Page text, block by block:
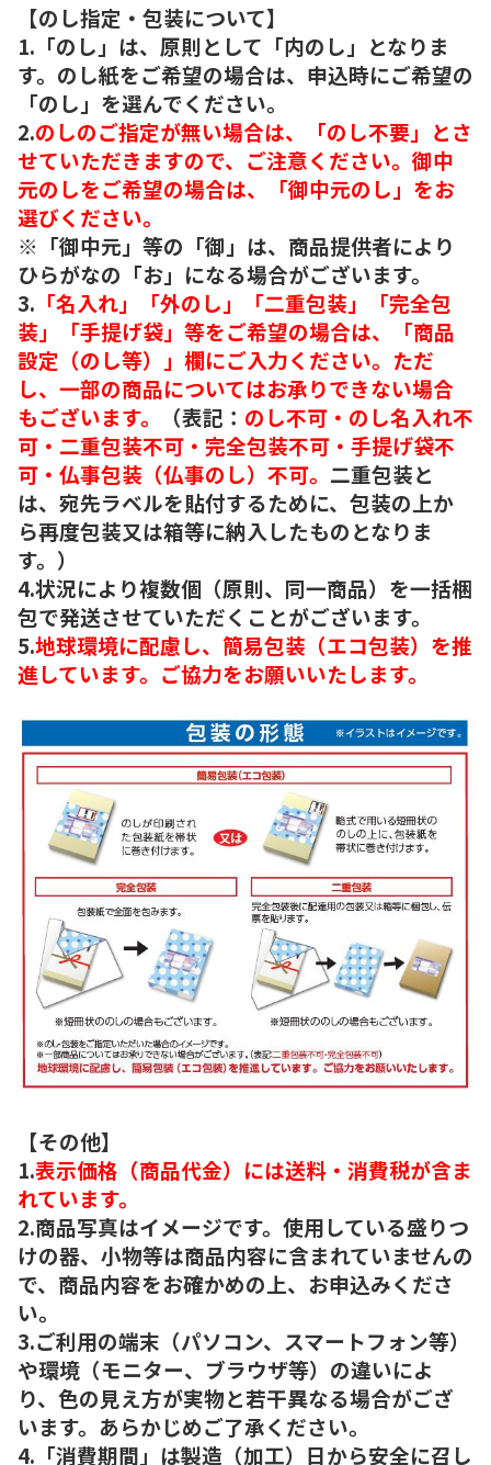
【のし指定・包装について】
1.「のし」は、原則として「内のし」となりま
す。のし紙をご希望の場合は、申込時にご希望の
「のし」を選んでください。
2.のしのご指定が無い場合は、「のし不要」とさ
せていただきますので、ご注意ください。御中
元のしをご希望の場合は、「御中元のし」をお
選びください。
※「御中元」等の「御」は、商品提供者により
ひらがなの「お」になる場合がございます。
3. 「名入れ」「外のし」「二重包装」「完全包
装」「手提げ袋」等をご希望の場合は、「商品
設定（のし等）」欄にご入力ください。ただ
し、一部の商品についてはお承りできない場合
もございます。
（表記： のし不可・のし名入れ不
可・二重包装不可・完全包装不可・手提げ袋不
可・仏事包装（仏事のし）不可。 二重包装と
は、宛先ラベルを貼付するために、包装の上か
ら再度包装又は箱等に納入したものとなりま
す。）
4.状況により複数個（原則、同一商品）を一括梱
包で発送させていただくことがございます。
5.地球環境に配慮し、簡易包装（エコ包装）を推
進しています。ご協力をお願いいたします。
【その他】
1.表示価格（商品代金）には送料・消費税が含ま
れています。
2.商品写真はイメージです。使用している盛りつ
けの器、小物等は商品内容に含まれていませんの
で、商品内容をお確かめの上、お申込みくださ
い。
3.ご利用の端末（パソコン、スマートフォン等）
や環境（モニター、ブラウザ等）の違いによ
り、色の見え方が実物と若干異なる場合がござ
います。あらかじめご了承ください。
4.「消費期間」は製造（加工）日から安全に召し